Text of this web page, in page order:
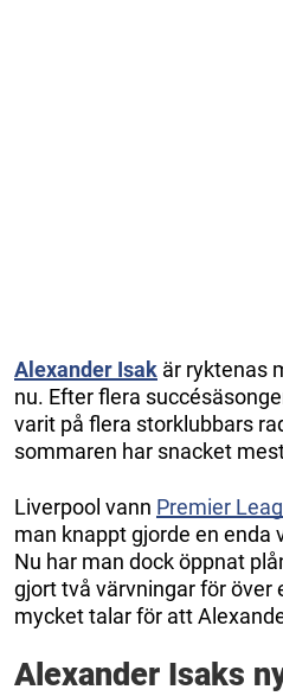
Alexander Isak är ryktenas
nu. Efter flera
varit på flera storklubbars
sommaren har snacket
Liverpool vann Premier
man knappt gjorde en enda
Nu har man dock öppnat
gjort två värvningar för över
mycket talar för att
Alexander Isaks